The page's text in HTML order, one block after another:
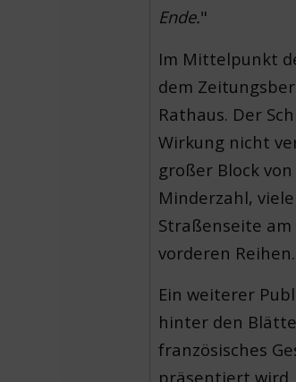
Ende."
Im Mittelpunkt
dem
Rathaus. Der
Wirkung nicht
großer Block
Minderzahl,
Straßenseite
vorderen
Ein weiterer
hinter den
französisches
präsentiert wird.